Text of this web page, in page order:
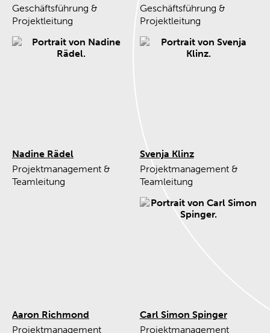
Geschäftsführung &
Projektleitung
Geschäftsführung &
Projektleitung
Nadine Rädel
Projektmanagement &
Teamleitung
Svenja Klinz
Projektmanagement &
Teamleitung
Aaron Richmond
Projektmanagement
Carl Simon Spinger
Projektmanagement